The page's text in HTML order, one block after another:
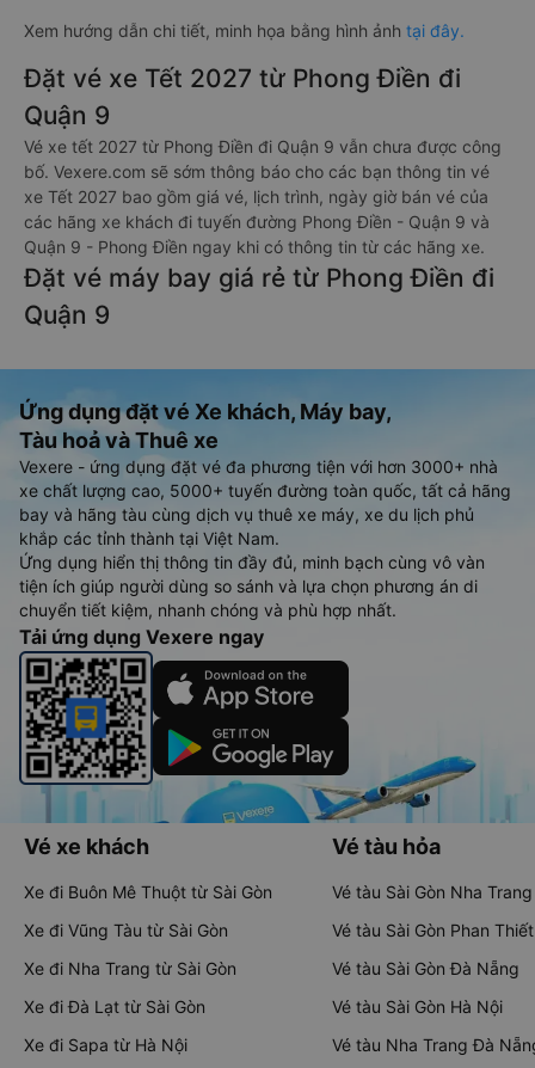
Xem hướng dẫn chi tiết, minh họa bằng hình ảnh tại đây.
Đặt vé xe Tết 2027 từ Phong Điền đi
Quận 9
Vé xe tết 2027 từ Phong Điền đi Quận 9 vẫn chưa được công
bố. Vexere.com sẽ sớm thông báo cho các bạn thông tin vé
xe Tết 2027 bao gồm giá vé, lịch trình, ngày giờ bán vé của
các hãng xe khách đi tuyến đường Phong Điền - Quận 9 và
Quận 9 - Phong Điền ngay khi có thông tin từ các hãng xe.
Đặt vé máy bay giá rẻ từ Phong Điền đi
Quận 9
Ứng dụng đặt vé Xe khách, Máy bay,
Tàu hoả và Thuê xe
Vexere - ứng dụng đặt vé đa phương tiện với hơn 3000+ nhà
xe chất lượng cao, 5000+ tuyến đường toàn quốc, tất cả hãng
bay và hãng tàu cùng dịch vụ thuê xe máy, xe du lịch phủ
khắp các tỉnh thành tại Việt Nam.
Ứng dụng hiển thị thông tin đầy đủ, minh bạch cùng vô vàn
tiện ích giúp người dùng so sánh và lựa chọn phương án di
chuyển tiết kiệm, nhanh chóng và phù hợp nhất.
Tải ứng dụng Vexere ngay
Vé xe khách
Xe đi Buôn Mê Thuột từ Sài Gòn
Xe đi Vũng Tàu từ Sài Gòn
Xe đi Nha Trang từ Sài Gòn
Xe đi Đà Lạt từ Sài Gòn
Xe đi Sapa từ Hà Nội
Vé tàu hỏa
Vé tàu Sài Gòn Nha Trang
Vé tàu Sài Gòn Phan Thiết
Vé tàu Sài Gòn Đà Nẵng
Vé tàu Sài Gòn Hà Nội
Vé tàu Nha Trang Đà